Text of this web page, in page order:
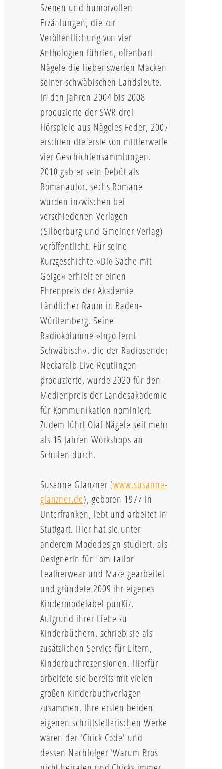
Szenen und humorvollen
Erzählungen, die zur
Veröffentlichung von vier
Anthologien führten, offenbart
Nägele die liebenswerten Macken
seiner schwäbischen Landsleute.
In den Jahren 2004 bis 2008
produzierte der SWR drei
Hörspiele aus Nägeles Feder, 2007
erschien die erste von mittlerweile
vier Geschichtensammlungen.
2010 gab er sein Debüt als
Romanautor, sechs Romane
wurden inzwischen bei
verschiedenen Verlagen
(Silberburg und Gmeiner Verlag)
veröffentlicht. Für seine
Kurzgeschichte »Die Sache mit
Geige« erhielt er einen
Ehrenpreis der Akademie
Ländlicher Raum in Baden-
Württemberg. Seine
Radiokolumne »Ingo lernt
Schwäbisch«, die der Radiosender
Neckaralb Live Reutlingen
produzierte, wurde 2020 für den
Medienpreis der Landesakademie
für Kommunikation nominiert.
Zudem führt Olaf Nägele seit mehr
als 15 Jahren Workshops an
Schulen durch.
Susanne Glanzner (www.susanne-
glanzner.de), geboren 1977 in
Unterfranken, lebt und arbeitet in
Stuttgart. Hier hat sie unter
anderem Modedesign studiert, als
Designerin für Tom Tailor
Leatherwear und Maze gearbeitet
und gründete 2009 ihr eigenes
Kindermodelabel punKiz.
Aufgrund ihrer Liebe zu
Kinderbüchern, schrieb sie als
zusätzlichen Service für Eltern,
Kinderbuchrezensionen. Hierfür
arbeitete sie bereits mit vielen
großen Kinderbuchverlagen
zusammen. Ihre ersten beiden
eigenen schriftstellerischen Werke
waren der 'Chick Code' und
dessen Nachfolger 'Warum Bros